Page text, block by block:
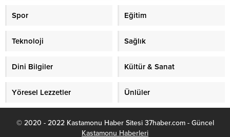
Spor Eğitim
Teknoloji Sağlık
Dini Bilgiler Kültür & Sanat
Yöresel Lezzetler Ünlüler
© 2020 - 2022 Kastamonu Haber Sitesi 37haber.com - Güncel
Kastamonu Haberleri